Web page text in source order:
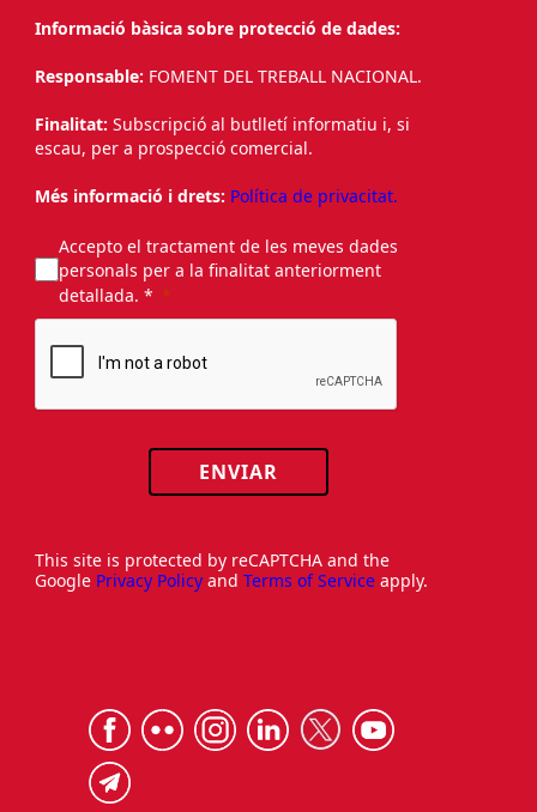
Informació bàsica sobre protecció de dades:
Responsable: FOMENT DEL TREBALL NACIONAL.
Finalitat: Subscripció al butlletí informatiu i, si
escau, per a prospecció comercial.
Més informació i drets: Política de privacitat.
Accepto el tractament de les meves dades
personals per a la finalitat anteriorment
detallada. *
ENVIAR
This site is protected by reCAPTCHA and the
Google Privacy Policy and Terms of Service apply.